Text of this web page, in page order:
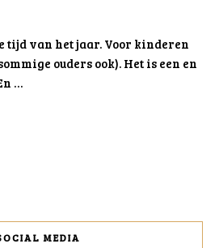
tijd van het jaar. Voor kinderen
ouders ook). Het is een en
…
MEDIA